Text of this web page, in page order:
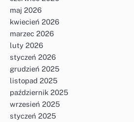
maj 2026
kwiecień 2026
marzec 2026
luty 2026
styczeń 2026
grudzień 2025
listopad 2025
październik 2025
wrzesień 2025
styczeń 2025